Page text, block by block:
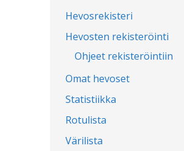
Hevosrekisteri
Hevosten rekisteröinti
Ohjeet rekisteröintiin
Omat hevoset
Statistiikka
Rotulista
Värilista